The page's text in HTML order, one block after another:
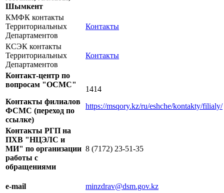
Шымкент
КМФК контакты
Территориальных
Департаментов
Контакты
КСЭК контакты
Территориальных
Департаментов
Контакты
Контакт-центр по
вопросам "ОСМС"
Контакты филиалов
ФСМС (переход по
ссылке)
1414
https://msqory.kz/ru/eshche/kontakty/filialy/
Контакты РГП на
ПХВ "НЦЭЛС и
МИ" по организации
работы с
обращениями
8 (7172) 23-51-35
e-mail minzdrav@dsm.gov.kz